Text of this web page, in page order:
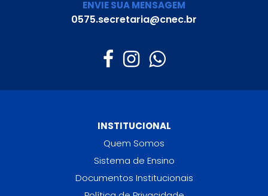
ENVIE SUA MENSAGEM
0575.secretaria@cnec.br
INSTITUCIONAL
Quem Somos
Sistema de Ensino
Documentos Institucionais